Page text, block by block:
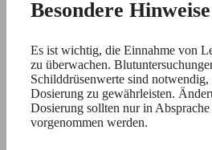
Besondere Hinweise
Es ist wichtig, die Einnahme von
zu überwachen.
Schilddrüsenwerte sind
Dosierung zu gewährleisten.
Dosierung sollten nur in
vorgenommen werden.